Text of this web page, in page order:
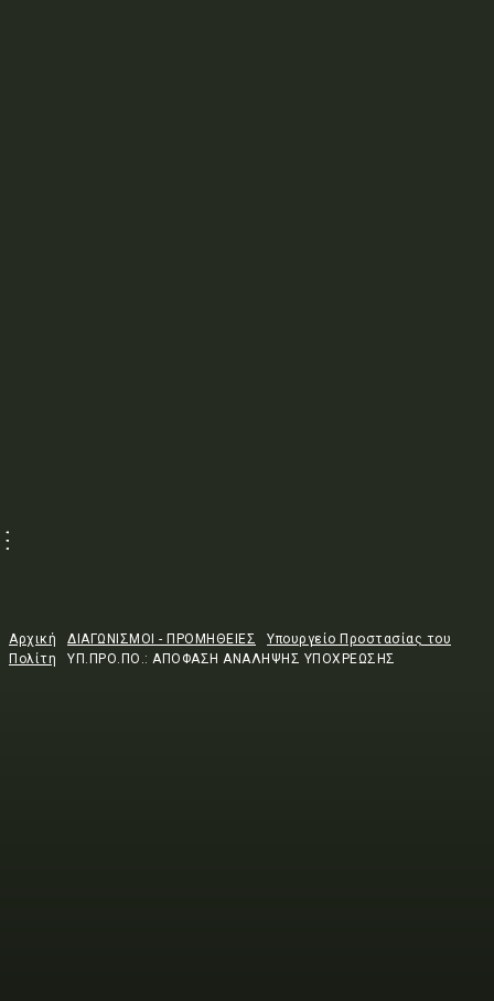
Αρχική ΔΙΑΓΩΝΙΣΜΟΙ - ΠΡΟΜΗΘΕΙΕΣ
Υπουργείο Προστασίας του
Πολίτη
ΥΠ.ΠΡΟ.ΠΟ.: ΑΠΟΦΑΣΗ ΑΝΑΛΗΨΗΣ ΥΠΟΧΡΕΩΣΗΣ